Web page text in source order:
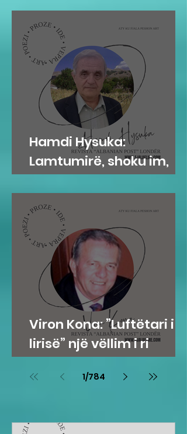
Hamdi Hysuka:
Lamtumirë, shoku im,
Servet Hysa!
Viron Kona: ”Luftëtari i
lirisë” një vëllim i ri
poetik nga Emine S. HOTI
1/784